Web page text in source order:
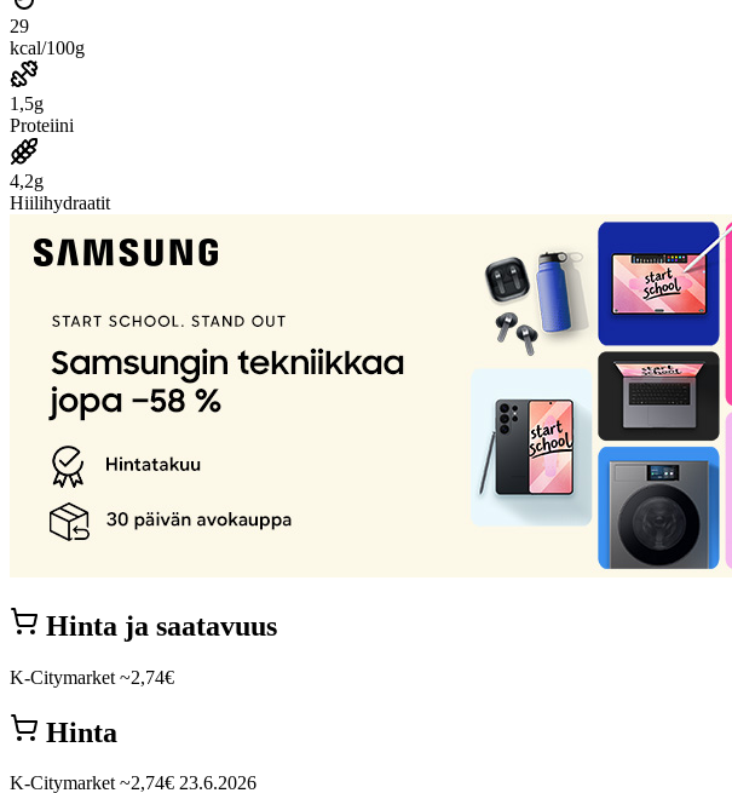
29
kcal/100g
1,5g
Proteiini
4,2g
Hiilihydraatit
Hinta ja saatavuus
K-Citymarket ~2,74€
Hinta
K-Citymarket ~2,74€ 23.6.2026